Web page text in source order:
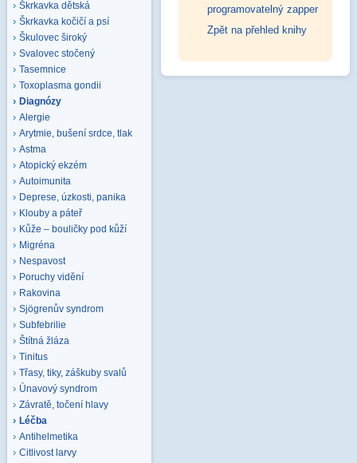
Škrkavka dětská
Škrkavka kočičí a psí
Škulovec široký
Svalovec stočený
Tasemnice
Toxoplasma gondii
Diagnózy
Alergie
Arytmie, bušení srdce, tlak
Astma
Atopický ekzém
Autoimunita
Deprese, úzkosti, panika
Klouby a páteř
Kůže – bouličky pod kůží
Migréna
Nespavost
Poruchy vidění
Rakovina
Sjögrenův syndrom
Subfebrilie
Štítná žláza
Tinitus
Třasy, tiky, záškuby svalů
Únavový syndrom
Závratě, točení hlavy
Léčba
Antihelmetika
Citlivost larvy
programovatelný zapper
Zpět na přehled knihy